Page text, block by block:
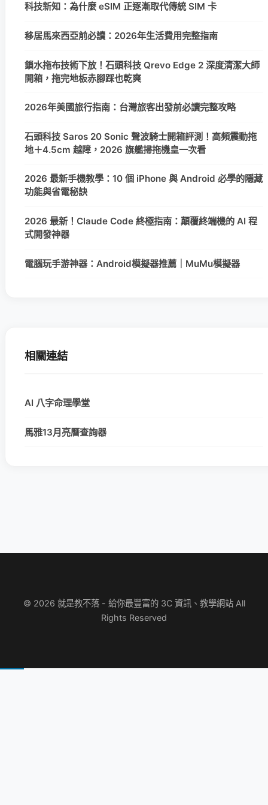
科技新知：為什麼 eSIM 正逐漸取代傳統 SIM 卡
移居馬來西亞前必讀：2026年生活費用完整指南
鎖水拖布技術下放！石頭科技 Qrevo Edge 2 深度清潔大師
開箱，拖完地板赤腳踩也乾爽
2026年美國旅行指南：台灣旅客出發前必讀完整攻略
石頭科技 Saros 20 Sonic 聲波騎士開箱評測！高頻震動拖
地＋4.5cm 越障，2026 旗艦掃拖機皇一次看
2026 最新手機教學：10 個 iPhone 與 Android 必學的隱藏
功能與省電秘訣
2026 最新！Claude Code 終極指南：顛覆終端機的 AI 程
式開發神器
電腦玩手游神器：Android模擬器推薦｜MuMu模擬器
相關連結
AI 八字命理學堂
馬雅13月亮曆查詢器
© 2026 就是教不落 - 給你最豐富的 3C 資訊、教學網站 All
Rights Reserved